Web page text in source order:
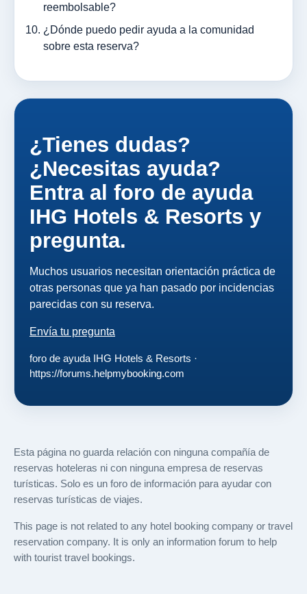
reembolsable?
¿Dónde puedo pedir ayuda a la comunidad
sobre esta reserva?
¿Tienes dudas?
¿Necesitas ayuda?
Entra al foro de ayuda
IHG Hotels & Resorts y
pregunta.
Muchos usuarios necesitan orientación práctica de
otras personas que ya han pasado por incidencias
parecidas con su reserva.
Envía tu pregunta
foro de ayuda IHG Hotels & Resorts ·
https://forums.helpmybooking.com
Esta página no guarda relación con ninguna compañía de
reservas hoteleras ni con ninguna empresa de reservas
turísticas. Solo es un foro de información para ayudar con
reservas turísticas de viajes.
This page is not related to any hotel booking company or travel
reservation company. It is only an information forum to help
with tourist travel bookings.